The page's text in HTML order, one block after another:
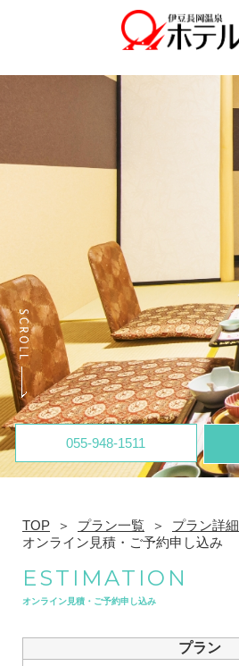
055-948-1511
TOP プラン一覧
プラン詳細
オンライン見積・ご予約申し込み
ESTIMATION
オンライン見積・ご予約申し込み
プラン